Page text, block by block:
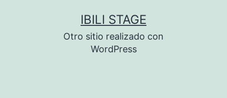
IBILI STAGE
Otro sitio realizado con
WordPress